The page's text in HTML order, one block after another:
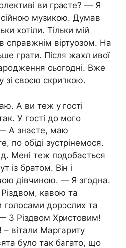
ви граєте? — Я
музикою. Думав
хотіли. Тільки мій
справжнім віртуозом. На
грати. Після жахл ивої
сьогодні. Вже
зі своєю скрипкою.
А ви теж у гості
У гості до мого
А знаєте, маю
по обіді зустрінемося.
Мені теж подобається
із братом. Він і
дівчиною. — Я згодна.
Різдвом, кавою та
голосами дорослих та
З Різдвом Христовим!
вітали Маргариту
було так багато, що